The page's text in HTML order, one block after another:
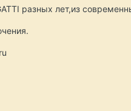
разных лет,из